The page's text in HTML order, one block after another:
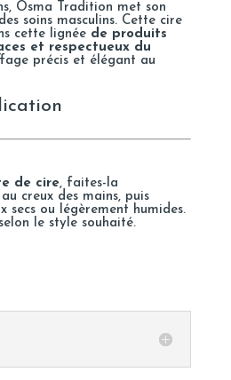
Osma Tradition met son
soins masculins. Cette cire
cette lignée de produits
et respectueux du
précis et élégant au
de cire, faites-la
creux des mains, puis
secs ou légèrement humides.
le style souhaité.